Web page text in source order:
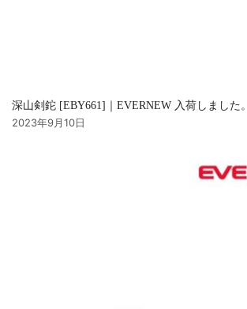
深山剣鉈 [EBY661]｜EVERNEW 入荷しました。
2023年9月10日